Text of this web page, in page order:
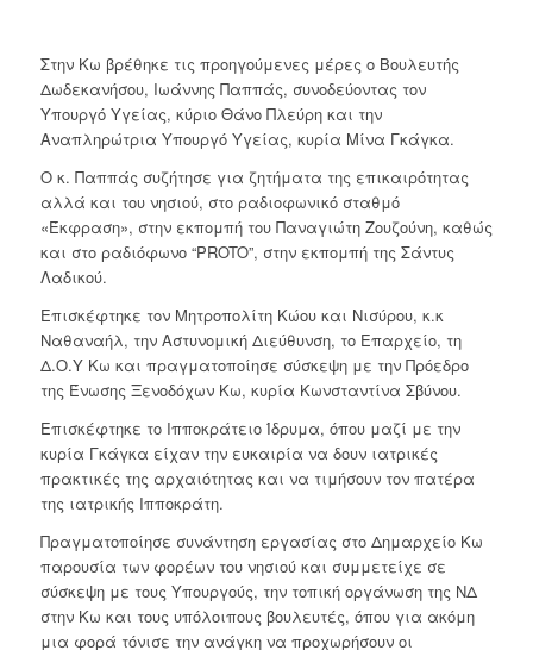
Στην Κω βρέθηκε τις προηγούμενες μέρες ο Βουλευτής
Δωδεκανήσου, Ιωάννης Παππάς, συνοδεύοντας τον
Υπουργό Υγείας, κύριο Θάνο Πλεύρη και την
Αναπληρώτρια Υπουργό Υγείας, κυρία Μίνα Γκάγκα.
Ο κ. Παππάς συζήτησε για ζητήματα της επικαιρότητας
αλλά και του νησιού, στο ραδιοφωνικό σταθμό
«Έκφραση», στην εκπομπή του Παναγιώτη Ζουζούνη, καθώς
και στο ραδιόφωνο “PROTO”, στην εκπομπή της Σάντυς
Λαδικού.
Επισκέφτηκε τον Μητροπολίτη Κώου και Νισύρου, κ.κ
Ναθαναήλ, την Αστυνομική Διεύθυνση, το Επαρχείο, τη
Δ.Ο.Υ Κω και πραγματοποίησε σύσκεψη με την Πρόεδρο
της Ένωσης Ξενοδόχων Κω, κυρία Κωνσταντίνα Σβύνου.
Επισκέφτηκε το Ιπποκράτειο Ίδρυμα, όπου μαζί με την
κυρία Γκάγκα είχαν την ευκαιρία να δουν ιατρικές
πρακτικές της αρχαιότητας και να τιμήσουν τον πατέρα
της ιατρικής Ιπποκράτη.
Πραγματοποίησε συνάντηση εργασίας στο Δημαρχείο Κω
παρουσία των φορέων του νησιού και συμμετείχε σε
σύσκεψη με τους Υπουργούς, την τοπική οργάνωση της ΝΔ
στην Κω και τους υπόλοιπους βουλευτές, όπου για ακόμη
μια φορά τόνισε την ανάγκη να προχωρήσουν οι